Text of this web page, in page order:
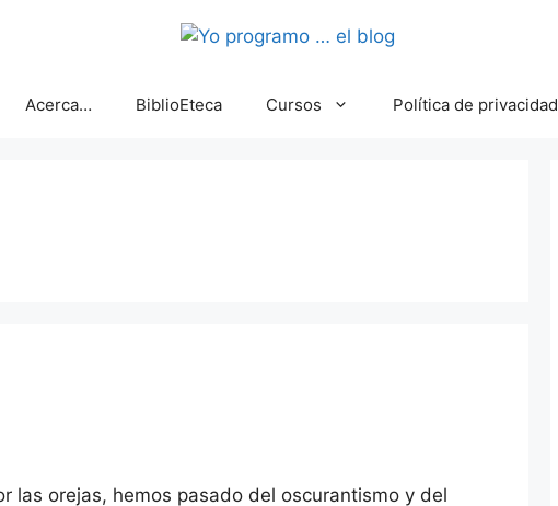
Acerca… BiblioEteca Cursos Política de privacidad
las orejas, hemos pasado del oscurantismo y del